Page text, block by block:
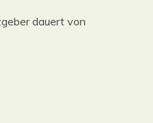
dauert von